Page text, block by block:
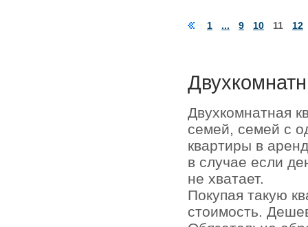
1 ... 9 10 11 12
Двухкомнатная
семей, семей с
квартиры в
в случае если
не хватает.
Покупая такую
стоимость.